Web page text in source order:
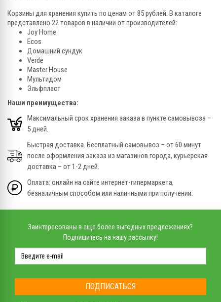
Корзины для хранения купить по ценам от 85 рублей. В каталоге
представлено 22 товаров в наличии от производителей:
Joy Home
Ecos
Домашний сундук
Verde
Master House
Мультидом
Эльфпласт
Наши преимущества:
Максимальный срок хранения заказа в пункте самовывоза –
5 дней.
Быстрая доставка. Бесплатный самовывоз – от 60 минут
после оформления заказа из магазинов города, курьерская
доставка – от 1-2 дней.
Оплата: онлайн на сайте интернет-гипермаркета,
безналичным способом или наличными при получении.
Заинтересованы в еще более выгодных предложениях?
Подпишитесь на нашу рассылку!
ПОДПИСАТЬСЯ